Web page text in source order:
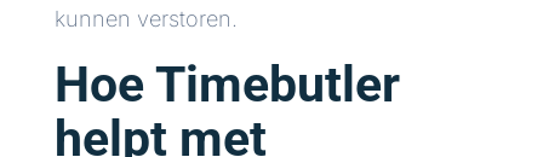
kunnen verstoren.
Hoe Timebutler
helpt met